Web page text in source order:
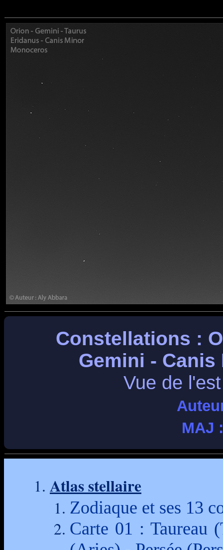
Constellations :
Gemini -
Vue de
MAJ